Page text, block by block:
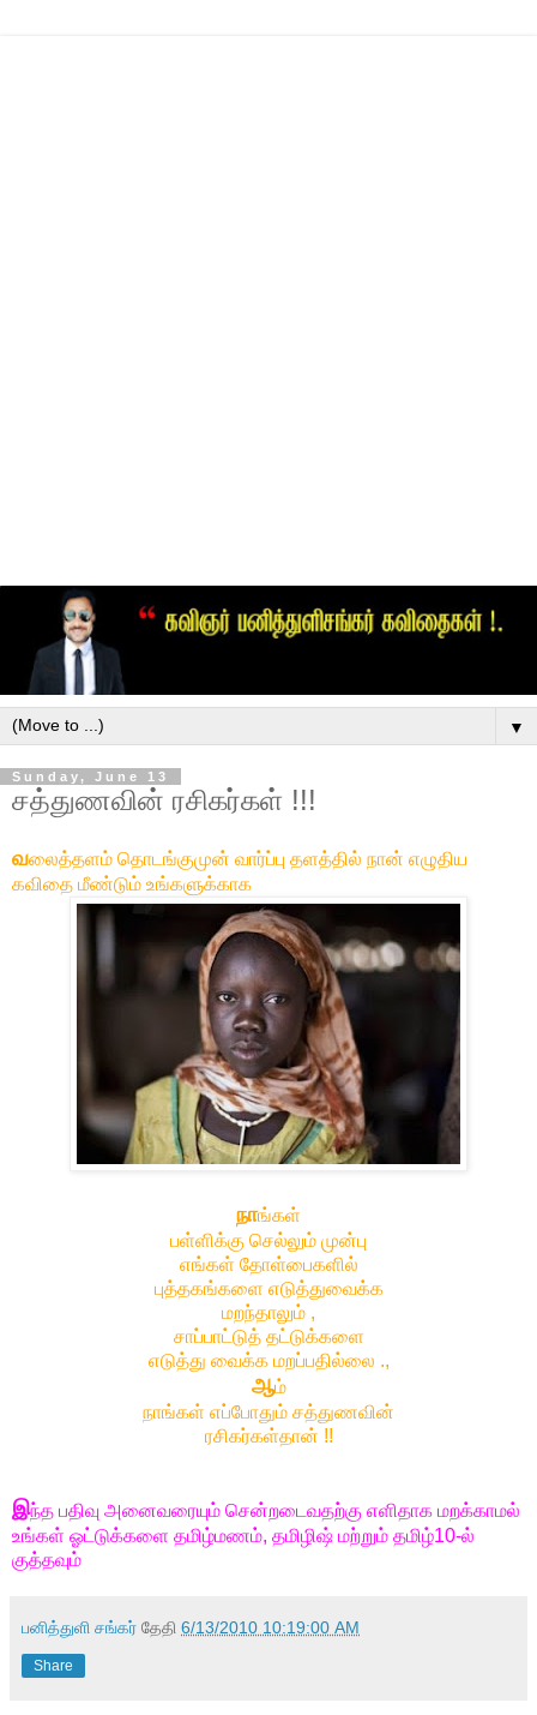
▼
Sunday, June 13
சத்துணவின் ரசிகர்கள் !!!
வலைத்தளம் தொடங்குமுன் வார்ப்பு தளத்தில் நான் எழுதிய
கவிதை மீண்டும் உங்களுக்காக
நாங்கள்
பள்ளிக்கு செல்லும் முன்பு
எங்கள் தோள்பைகளில்
புத்தகங்களை எடுத்துவைக்க
மறந்தாலும் ,
சாப்பாட்டுத் தட்டுக்களை
எடுத்து வைக்க மறப்பதில்லை .,
ஆம்
நாங்கள் எப்போதும் சத்துணவின்
ரசிகர்கள்தான் !!
இந்த பதிவு அனைவரையும் சென்றடைவதற்கு எளிதாக மறக்காமல்
உங்கள் ஓட்டுக்களை தமிழ்மணம், தமிழிஷ் மற்றும் தமிழ்10-ல்
குத்தவும்
பனித்துளி சங்கர் தேதி 6/13/2010 10:19:00 AM
Share